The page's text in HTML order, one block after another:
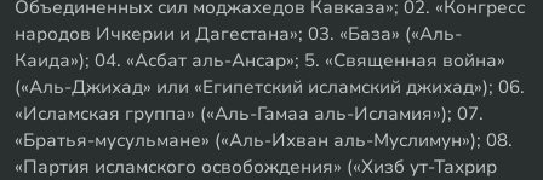
Объединенных сил моджахедов Кавказа»; 02. «Конгресс
народов Ичкерии и Дагестана»; 03. «База» («Аль-
Каида»); 04. «Асбат аль-Ансар»; 5. «Священная война»
(«Аль-Джихад» или «Египетский исламский джихад»); 06.
«Исламская группа» («Аль-Гамаа аль-Исламия»); 07.
«Братья-мусульмане» («Аль-Ихван аль-Муслимун»); 08.
«Партия исламского освобождения» («Хизб ут-Тахрир